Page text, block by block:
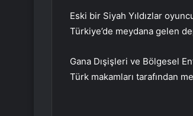
Eski bir Siyah Yıldızlar
Türkiye’de meydana gelen
Gana Dışişleri ve Bölgesel
Türk makamları tarafından